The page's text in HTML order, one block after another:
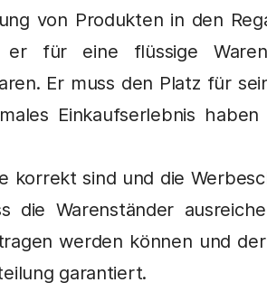
von Produkten in den
er für eine flüssige
Er muss den Platz für
Einkaufserlebnis
korrekt sind und die
die Warenständer
werden können und
garantiert.